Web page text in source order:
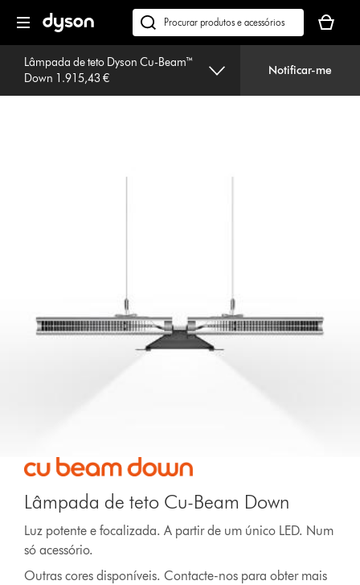
seguinte
Pesquisar
em
dyson.pt
seu
cesto
compras
está
Lâmpada de teto Dyson Cu-Beam™
Down 1.915,43 €
Notificar-me
Lâmpada de teto Cu-Beam Down
Luz potente e focalizada. A partir de um único LED. Num
só acessório.
Outras cores disponíveis. Contacte-nos para obter mais